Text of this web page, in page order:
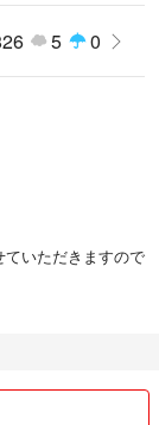
5 0
いただきますので